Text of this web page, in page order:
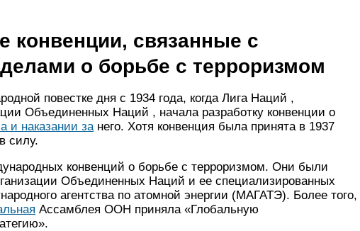
конвенции, связанные с
о борьбе с терроризмом
повестке дня с 1934 года, когда Лига Наций ,
Объединенных Наций , начала разработку конвенции о
и наказании занего. Хотя конвенция была принята в 1937
силу.
конвенций о борьбе с терроризмом. Они были
Объединенных Наций и ее специализированных
агентства по атомной энергии (МАГАТЭ). Более того,
Ассамблея ООН приняла «Глобальную